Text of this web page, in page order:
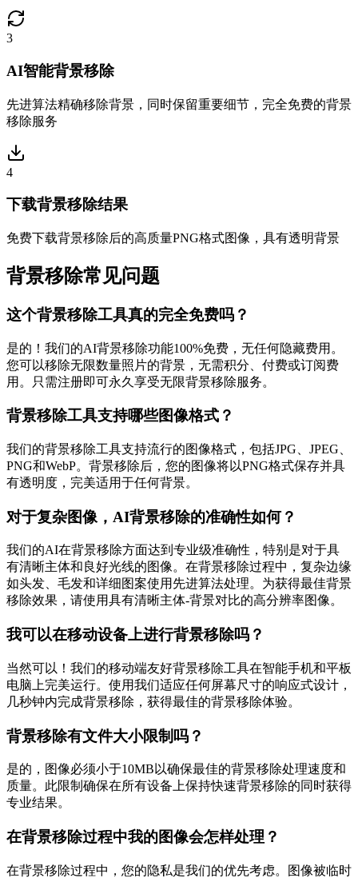
3
AI智能背景移除
先进算法精确移除背景，同时保留重要细节，完全免费的背景
移除服务
4
下载背景移除结果
免费下载背景移除后的高质量PNG格式图像，具有透明背景
背景移除常见问题
这个背景移除工具真的完全免费吗？
是的！我们的AI背景移除功能100%免费，无任何隐藏费用。
您可以移除无限数量照片的背景，无需积分、付费或订阅费
用。只需注册即可永久享受无限背景移除服务。
背景移除工具支持哪些图像格式？
我们的背景移除工具支持流行的图像格式，包括JPG、JPEG、
PNG和WebP。背景移除后，您的图像将以PNG格式保存并具
有透明度，完美适用于任何背景。
对于复杂图像，AI背景移除的准确性如何？
我们的AI在背景移除方面达到专业级准确性，特别是对于具
有清晰主体和良好光线的图像。在背景移除过程中，复杂边缘
如头发、毛发和详细图案使用先进算法处理。为获得最佳背景
移除效果，请使用具有清晰主体-背景对比的高分辨率图像。
我可以在移动设备上进行背景移除吗？
当然可以！我们的移动端友好背景移除工具在智能手机和平板
电脑上完美运行。使用我们适应任何屏幕尺寸的响应式设计，
几秒钟内完成背景移除，获得最佳的背景移除体验。
背景移除有文件大小限制吗？
是的，图像必须小于10MB以确保最佳的背景移除处理速度和
质量。此限制确保在所有设备上保持快速背景移除的同时获得
专业结果。
在背景移除过程中我的图像会怎样处理？
在背景移除过程中，您的隐私是我们的优先考虑。图像被临时